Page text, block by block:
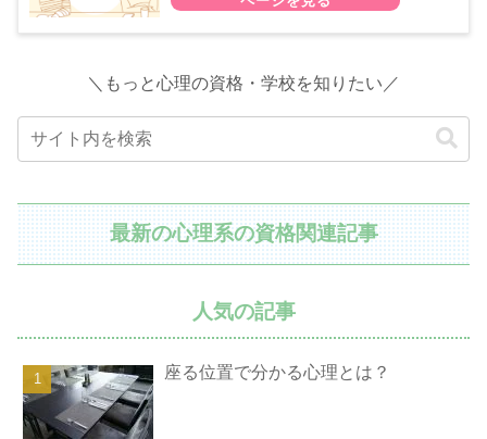
＼もっと心理の資格・学校を知りたい／
最新の心理系の資格関連記事
人気の記事
座る位置で分かる心理とは？